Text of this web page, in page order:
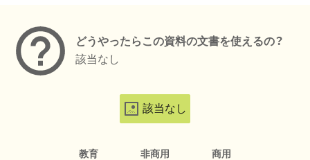
どうやったらこの資料の文書を使えるの？
該当なし
該当なし
教育 非商用 商用